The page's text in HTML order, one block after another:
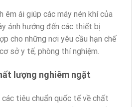
êm ái giúp các máy nén khí của
ảnh hưởng đến các thiết bị
cho những nơi yêu cầu hạn chế
sở y tế, phòng thí nghiệm.
lượng nghiêm ngặt
tiêu chuẩn quốc tế về chất